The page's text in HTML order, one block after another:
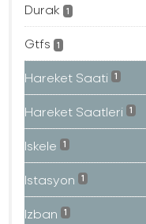
Durak 1
Gtfs 1
Hareket Saati 1
Hareket Saatleri 1
Iskele 1
Istasyon 1
Izban 1